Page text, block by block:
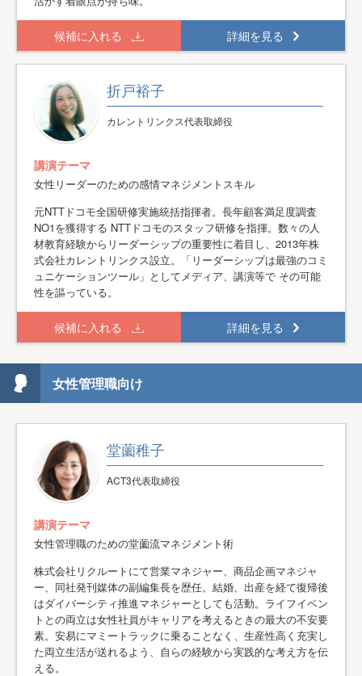
候補に入れる 詳細を見る
折戸裕子
カレントリンクス代表取締役
講演テーマ
女性リーダーのための感情マネジメントスキル
元NTTドコモ全国研修実施統括指揮者。長年顧客満足度調査
NO1を獲得する NTTドコモのスタッフ研修を指揮。数々の人
材教育経験からリーダーシップの重要性に着目し、2013年株
式会社カレントリンクス設立。「リーダーシップは最強のコミ
ュニケーションツール」としてメディア、講演等で その可能
性を謳っている。
候補に入れる 詳細を見る
女性管理職向け
堂薗稚子
ACT3代表取締役
講演テーマ
女性管理職のための堂薗流マネジメント術
株式会社リクルートにて営業マネジャー、商品企画マネジャ
ー、同社発刊媒体の副編集長を歴任。結婚、出産を経て復帰後
はダイバーシティ推進マネジャーとしても活動。ライフイベン
トとの両立は女性社員がキャリアを考えるときの最大の不安要
素。安易にマミートラックに乗ることなく、生産性高く充実し
た両立生活が送れるよう、自らの経験から実践的な考え方を伝
える。